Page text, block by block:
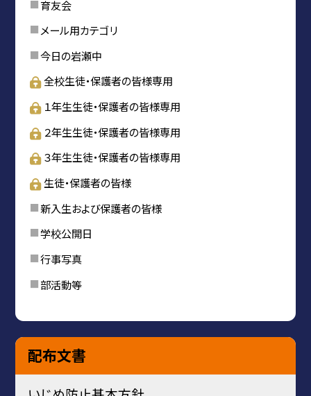
育友会
メール用カテゴリ
今日の岩瀬中
全校生徒・保護者の皆様専用
１年生生徒・保護者の皆様専用
２年生生徒・保護者の皆様専用
３年生生徒・保護者の皆様専用
生徒・保護者の皆様
新入生および保護者の皆様
学校公開日
行事写真
部活動等
配布文書